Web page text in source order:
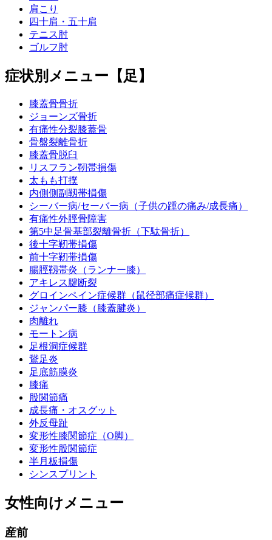
肩こり
四十肩・五十肩
テニス肘
ゴルフ肘
症状別メニュー【足】
膝蓋骨骨折
ジョーンズ骨折
有痛性分裂膝蓋骨
骨盤裂離骨折
膝蓋骨脱臼
リスフラン靭帯損傷
太もも打撲
内側側副靱帯損傷
シーバー病/セーバー病（子供の踵の痛み/成長痛）
有痛性外脛骨障害
第5中足骨基部裂離骨折（下駄骨折）
後十字靭帯損傷
前十字靭帯損傷
腸脛靱帯炎（ランナー膝）
アキレス腱断裂
グロインペイン症候群（鼠径部痛症候群）
ジャンパー膝（膝蓋腱炎）
肉離れ
モートン病
足根洞症候群
鵞足炎
足底筋膜炎
膝痛
股関節痛
成長痛・オスグット
外反母趾
変形性膝関節症（O脚）
変形性股関節症
半月板損傷
シンスプリント
女性向けメニュー
産前